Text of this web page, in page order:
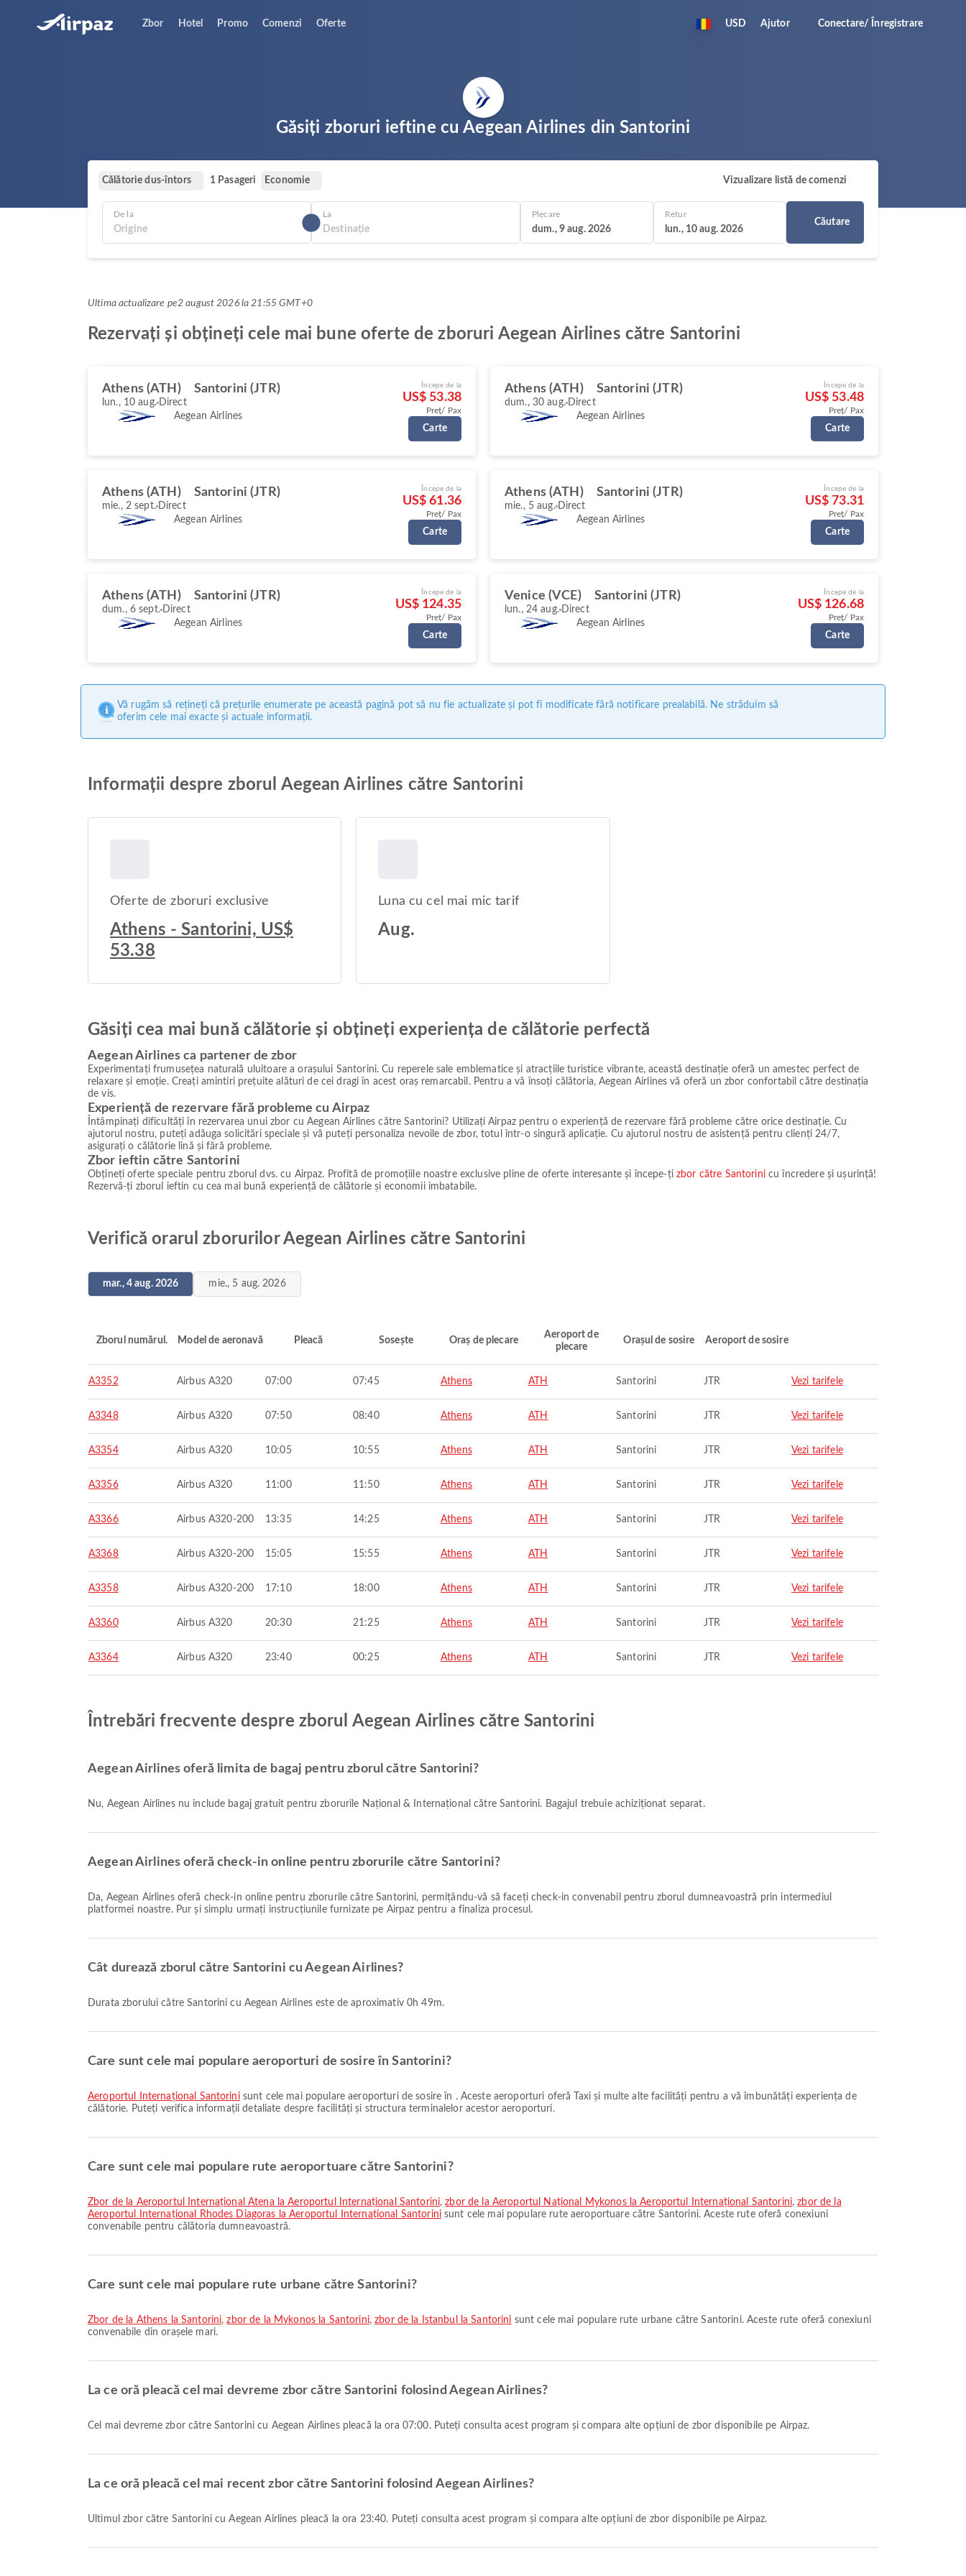
Zbor Hotel Promo Comenzi Oferte USD Ajutor Conectare/ Înregistrare
Găsiți zboruri ieftine cu Aegean Airlines din Santorini
Călătorie dus-întors 1 Pasageri Economie Vizualizare listă de comenzi
De la La Plecare
dum., 9 aug. 2026
Retur
lun., 10 aug. 2026
Căutare
Ultima actualizare pe2 august 2026 la 21:55 GMT+0
Rezervați și obțineți cele mai bune oferte de zboruri Aegean Airlines către Santorini
Athens (ATH) Santorini (JTR)
lun., 10 aug. Direct
Aegean Airlines
Începe de la
US$ 53.38
Preț/ Pax
Carte
Athens (ATH) Santorini (JTR)
dum., 30 aug. Direct
Aegean Airlines
Începe de la
US$ 53.48
Preț/ Pax
Carte
Athens (ATH) Santorini (JTR)
mie., 2 sept. Direct
Aegean Airlines
Începe de la
US$ 61.36
Preț/ Pax
Carte
Athens (ATH) Santorini (JTR)
mie., 5 aug. Direct
Aegean Airlines
Începe de la
US$ 73.31
Preț/ Pax
Carte
Athens (ATH) Santorini (JTR)
dum., 6 sept. Direct
Aegean Airlines
Începe de la
US$ 124.35
Preț/ Pax
Carte
Venice (VCE) Santorini (JTR)
lun., 24 aug. Direct
Aegean Airlines
Începe de la
US$ 126.68
Preț/ Pax
Carte
Vă rugăm să rețineți că prețurile enumerate pe această pagină pot să nu fie actualizate și pot fi modificate fără notificare prealabilă. Ne străduim să
oferim cele mai exacte și actuale informații.
Informații despre zborul Aegean Airlines către Santorini
Oferte de zboruri exclusive
Athens - Santorini, US$
53.38
Luna cu cel mai mic tarif
Aug.
Găsiți cea mai bună călătorie și obțineți experiența de călătorie perfectă
Aegean Airlines ca partener de zbor
Experimentați frumusețea naturală uluitoare a orașului Santorini. Cu reperele sale emblematice și atracțiile turistice vibrante, această destinație oferă un amestec perfect de
relaxare și emoție. Creați amintiri prețuite alături de cei dragi în acest oraș remarcabil. Pentru a vă însoți călătoria, Aegean Airlines vă oferă un zbor confortabil către destinația
de vis.
Experiență de rezervare fără probleme cu Airpaz
Întâmpinați dificultăți în rezervarea unui zbor cu Aegean Airlines către Santorini? Utilizați Airpaz pentru o experiență de rezervare fără probleme către orice destinație. Cu
ajutorul nostru, puteți adăuga solicitări speciale și vă puteți personaliza nevoile de zbor, totul într-o singură aplicație. Cu ajutorul nostru de asistență pentru clienți 24/7,
asigurați o călătorie lină și fără probleme.
Zbor ieftin către Santorini
Obțineți oferte speciale pentru zborul dvs. cu Airpaz. Profită de promoțiile noastre exclusive pline de oferte interesante și începe-țizbor către Santorinicu încredere și ușurință!
Rezervă-ți zborul ieftin cu cea mai bună experiență de călătorie și economii imbatabile.
Verifică orarul zborurilor Aegean Airlines către Santorini
mar., 4 aug. 2026 mie., 5 aug. 2026
Zborul numărul. Model de aeronavă Pleacă Sosește Oraș de plecare
Aeroport de
plecare
Orașul de sosire Aeroport de sosire
A3352 Airbus A320 07:00 07:45 Athens ATH Santorini JTR Vezi tarifele
A3348 Airbus A320 07:50 08:40 Athens ATH Santorini JTR Vezi tarifele
A3354 Airbus A320 10:05 10:55 Athens ATH Santorini JTR Vezi tarifele
A3356 Airbus A320 11:00 11:50 Athens ATH Santorini JTR Vezi tarifele
A3366 Airbus A320-200 13:35 14:25 Athens ATH Santorini JTR Vezi tarifele
A3368 Airbus A320-200 15:05 15:55 Athens ATH Santorini JTR Vezi tarifele
A3358 Airbus A320-200 17:10 18:00 Athens ATH Santorini JTR Vezi tarifele
A3360 Airbus A320 20:30 21:25 Athens ATH Santorini JTR Vezi tarifele
A3364 Airbus A320 23:40 00:25 Athens ATH Santorini JTR Vezi tarifele
Întrebări frecvente despre zborul Aegean Airlines către Santorini
Aegean Airlines oferă limita de bagaj pentru zborul către Santorini?
Nu, Aegean Airlines nu include bagaj gratuit pentru zborurile Național & Internațional către Santorini. Bagajul trebuie achiziționat separat.
Aegean Airlines oferă check-in online pentru zborurile către Santorini?
Da, Aegean Airlines oferă check-in online pentru zborurile către Santorini, permițându-vă să faceți check-in convenabil pentru zborul dumneavoastră prin intermediul
platformei noastre. Pur și simplu urmați instrucțiunile furnizate pe Airpaz pentru a finaliza procesul.
Cât durează zborul către Santorini cu Aegean Airlines?
Durata zborului către Santorini cu Aegean Airlines este de aproximativ 0h 49m.
Care sunt cele mai populare aeroporturi de sosire în Santorini?
Aeroportul Internațional Santorinisunt cele mai populare aeroporturi de sosire în . Aceste aeroporturi oferă Taxi și multe alte facilități pentru a vă îmbunătăți experiența de
călătorie. Puteți verifica informații detaliate despre facilități și structura terminalelor acestor aeroporturi.
Care sunt cele mai populare rute aeroportuare către Santorini?
zbor de la Aeroportul Internațional Atena la Aeroportul Internațional Santorini,zbor de la Aeroportul Național Mykonos la Aeroportul Internațional Santorini,zbor de la
Aeroportul Internațional Rhodes Diagoras la Aeroportul Internațional Santorinisunt cele mai populare rute aeroportuare către Santorini. Aceste rute oferă conexiuni
convenabile pentru călătoria dumneavoastră.
Care sunt cele mai populare rute urbane către Santorini?
zbor de la Athens la Santorini,zbor de la Mykonos la Santorini,zbor de la Istanbul la Santorini sunt cele mai populare rute urbane către Santorini. Aceste rute oferă conexiuni
convenabile din orașele mari.
La ce oră pleacă cel mai devreme zbor către Santorini folosind Aegean Airlines?
Cel mai devreme zbor către Santorini cu Aegean Airlines pleacă la ora 07:00. Puteți consulta acest program și compara alte opțiuni de zbor disponibile pe Airpaz.
La ce oră pleacă cel mai recent zbor către Santorini folosind Aegean Airlines?
Ultimul zbor către Santorini cu Aegean Airlines pleacă la ora 23:40. Puteți consulta acest program și compara alte opțiuni de zbor disponibile pe Airpaz.